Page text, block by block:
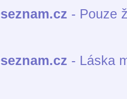
- Pouze
- Láska